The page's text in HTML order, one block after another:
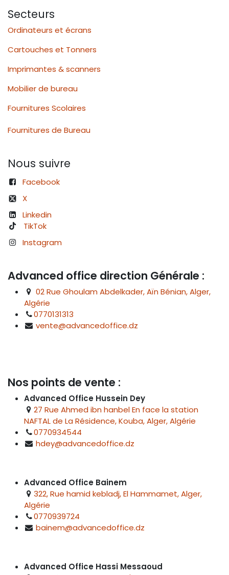
Secteurs
Ordinateurs et écrans
Cartouches et Tonners
Imprimantes & scanners
Mobilier de bureau
Fournitures Scolaires
Fournitures de Bureau
Nous suivre
Facebook
X
Linkedin
TikTok
Instagram
Advanced office direction Générale :
02 Rue Ghoulam Abdelkader, Aïn Bénian, Alger,
Algérie
0770131313
vente@advancedoffice.dz
Nos points de vente :
Advanced Office Hussein Dey
27 Rue Ahmed ibn hanbel En face la station
NAFTAL de La Résidence, Kouba, Alger, Algérie
0770934544
hdey@advancedoffice.dz
Advanced Office Bainem
322, Rue hamid kebladj, El Hammamet, Alger,
Algérie
0770939724
bainem@advancedoffice.dz
Advanced Office Hassi Messaoud